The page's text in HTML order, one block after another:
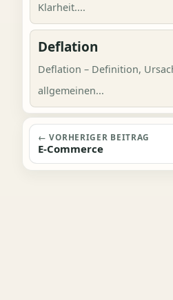
Klarheit....
Deflation
Deflation – Definition,
allgemeinen...
← VORHERIGER BEITRAG
E-Commerce